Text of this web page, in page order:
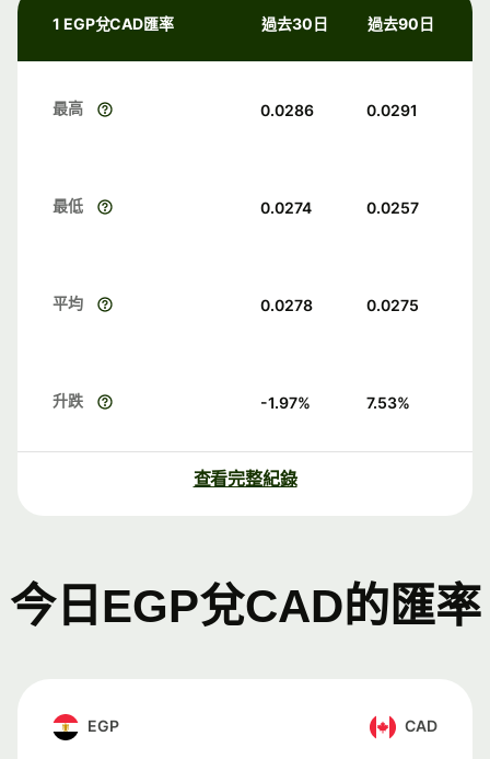
1 EGP兌CAD匯率 過去30日 過去90日
最高 0.0286 0.0291
最低 0.0274 0.0257
平均 0.0278 0.0275
升跌 -1.97% 7.53%
查看完整紀錄
今日EGP兌CAD的匯率
EGP CAD